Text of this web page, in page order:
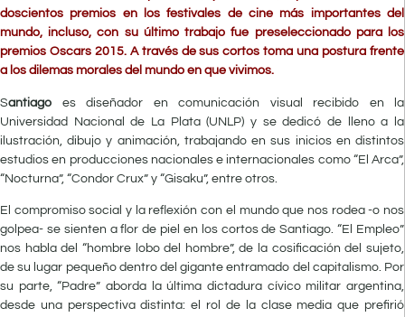
doscientos premios en los festivales de cine más importantes del
mundo, incluso, con su último trabajo fue preseleccionado para los
premios Oscars 2015. A través de sus cortos toma una postura frente
a los dilemas morales del mundo en que vivimos.
Santiago es diseñador en comunicación visual recibido en la
Universidad Nacional de La Plata (UNLP) y se dedicó de lleno a la
ilustración, dibujo y animación, trabajando en sus inicios en distintos
estudios en producciones nacionales e internacionales como “El Arca”,
“Nocturna”, “Condor Crux” y “Gisaku”, entre otros.
El compromiso social y la reflexión con el mundo que nos rodea -o nos
golpea- se sienten a flor de piel en los cortos de Santiago. “El Empleo”
nos habla del “hombre lobo del hombre”, de la cosificación del sujeto,
de su lugar pequeño dentro del gigante entramado del capitalismo. Por
su parte, “Padre” aborda la última dictadura cívico militar argentina,
desde una perspectiva distinta: el rol de la clase media que prefirió